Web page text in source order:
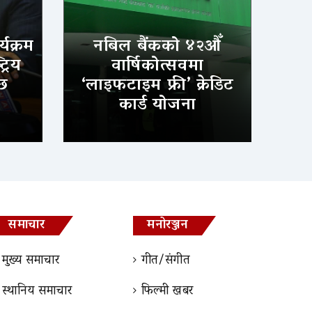
नबिल बैंकको ४२औँ
वार्षिकोत्सवमा
‘लाइफटाइम फ्री’ क्रेडिट
कार्ड योजना
समाचार
मुख्य समाचार
स्थानिय समाचार
मनोरञ्जन
गीत/संगीत
फिल्मी खबर